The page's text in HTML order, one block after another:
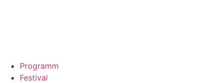
Programm
Festival